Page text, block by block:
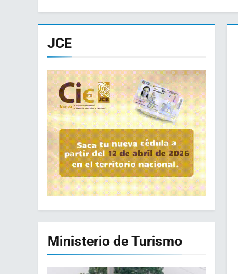
JCE
Ministerio de Turismo